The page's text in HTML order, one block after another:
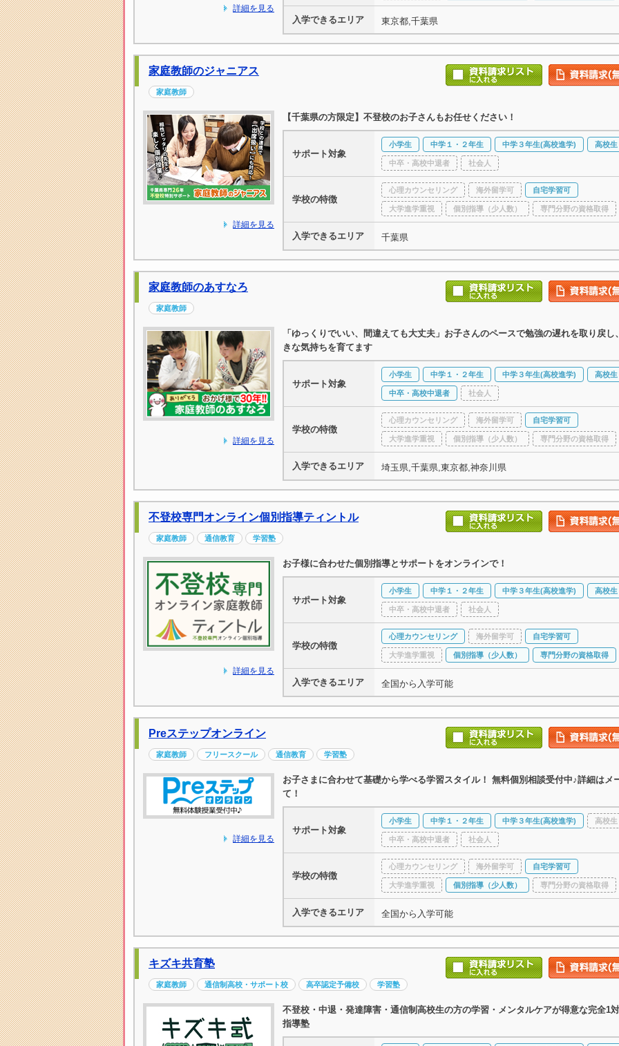
詳細を見る
入学できるエリア 東京都,千葉県
家庭教師のジャニアス
家庭教師
詳細を見る
【千葉県の方限定】不登校のお子さんもお任せください！
サポート対象
小学生 中学１・２年生 中学３年生(高校進学) 高校生
中卒・高校中退者 社会人
学校の特徴
心理カウンセリング 海外留学可 自宅学習可
大学進学重視 個別指導（少人数） 専門分野の資格取得
入学できるエリア 千葉県
家庭教師のあすなろ
家庭教師
詳細を見る
「ゆっくりでいい、間違えても大丈夫」お子さんのペースで勉強の遅れを取り戻し
きな気持ちを育てます
サポート対象
小学生 中学１・２年生 中学３年生(高校進学) 高校生
中卒・高校中退者 社会人
学校の特徴
心理カウンセリング 海外留学可 自宅学習可
大学進学重視 個別指導（少人数） 専門分野の資格取得
入学できるエリア 埼玉県,千葉県,東京都,神奈川県
不登校専門オンライン個別指導ティントル
家庭教師 通信教育 学習塾
詳細を見る
お子様に合わせた個別指導とサポートをオンラインで！
サポート対象
小学生 中学１・２年生 中学３年生(高校進学) 高校生
中卒・高校中退者 社会人
学校の特徴
心理カウンセリング 海外留学可 自宅学習可
大学進学重視 個別指導（少人数） 専門分野の資格取得
入学できるエリア 全国から入学可能
Preステップオンライン
家庭教師 フリースクール 通信教育 学習塾
詳細を見る
お子さまに合わせて基礎から学べる学習スタイル！ 無料個別相談受付中♪詳細はメ
て！
サポート対象
小学生 中学１・２年生 中学３年生(高校進学) 高校生
中卒・高校中退者 社会人
学校の特徴
心理カウンセリング 海外留学可 自宅学習可
大学進学重視 個別指導（少人数） 専門分野の資格取得
入学できるエリア 全国から入学可能
キズキ共育塾
家庭教師 通信制高校・サポート校 高卒認定予備校 学習塾
不登校・中退・発達障害・通信制高校生の方の学習・メンタルケアが得意な完全1
指導塾